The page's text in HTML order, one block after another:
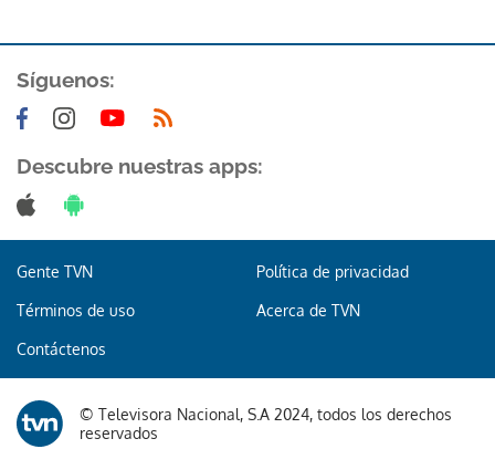
Síguenos:
Descubre nuestras apps:
Gente TVN Política de privacidad
Términos de uso Acerca de TVN
Contáctenos
© Televisora Nacional, S.A 2024, todos los derechos
reservados